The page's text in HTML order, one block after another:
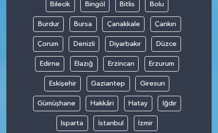
Bilecik Bingöl Bitlis Bolu
Burdur Bursa Çanakkale Çankırı
Çorum Denizli Diyarbakır Düzce
Edirne Elazığ Erzincan Erzurum
Eskişehir Gaziantep Giresun
Gümüşhane Hakkâri Hatay Iğdır
Isparta İstanbul İzmir